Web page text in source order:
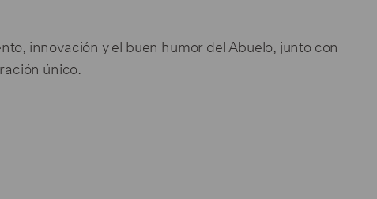
innovación y el buen humor del Abuelo, junto con
único.